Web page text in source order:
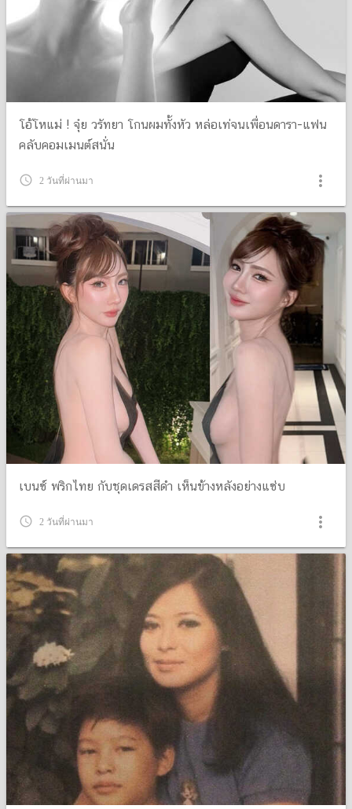
โอ้โหแม่ ! จุ๋ย วรัทยา โกนผมทั้งหัว หล่อเท่จนเพื่อนดารา-แฟน
คลับคอมเมนต์สนั่น
query_builder 2 วันที่ผ่านมา more_vert
เบนซ์ พริกไทย กับชุดเดรสสีดำ เห็นข้างหลังอย่างแซ่บ
query_builder 2 วันที่ผ่านมา more_vert